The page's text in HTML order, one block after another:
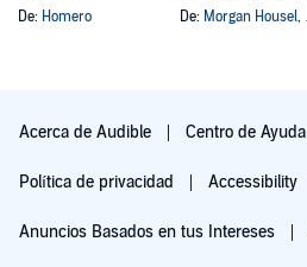
De: Homero
De: Morgan Housel, y otros
Acerca de Audible Centro de Ayuda
Política de privacidad Accessibility
Anuncios Basados en tus Intereses